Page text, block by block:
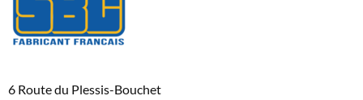
6 Route du Plessis-Bouchet